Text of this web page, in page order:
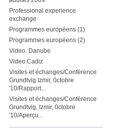
Professional experience
exchange
Programmes européens (1)
Programmes européens (2)
Video. Danube
Video.Cadiz
Visites et échanges/Conférence
Grundtvig Izmir, 0ctobre
'10/Rapport...
Visites et échanges/Conférence
Grundtvig, Izmir, 0ctobre
'10/Aperçu...